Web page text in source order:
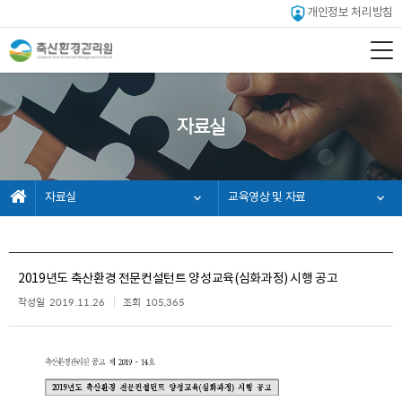
개인정보 처리방침
자료실
자료실 교육영상 및 자료
2019년도 축산환경 전문컨설턴트 양성교육(심화과정) 시행 공고
작성일 2019.11.26 조회 105,365